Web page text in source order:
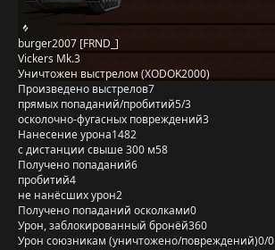
burger2007 [FRND_]
Vickers Mk.3
Уничтожен выстрелом (XODOK2000)
Произведено выстрелов7
прямых попаданий/пробитий5/3
осколочно-фугасных повреждений3
Нанесение урона1482
с дистанции свыше 300 м58
Получено попаданий6
пробитий4
не нанёсших урон2
Получено попаданий осколками0
Урон, заблокированный бронёй360
Урон союзникам (уничтожено/повреждений)0/0